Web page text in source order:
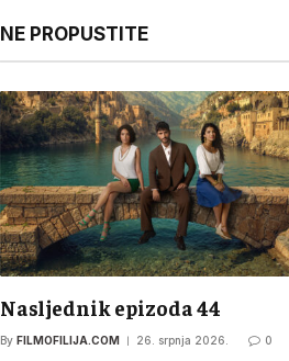
NE PROPUSTITE
Nasljednik epizoda 44
By FILMOFILIJA.COM 26. srpnja 2026. 0